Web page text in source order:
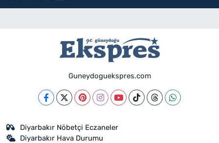
Guneydoguekspres.com
Diyarbakır Nöbetçi Eczaneler
Diyarbakır Hava Durumu